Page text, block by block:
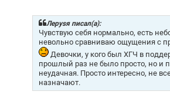
Лeрysя писал(а):
Чувствую себя нормально, есть
невольно сравниваю ощущения с
Девочки, у кого был ХГЧ в
прошлый раз не было просто, но и
неудачная. Просто интересно, не
назначают.